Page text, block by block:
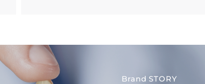
Brand STORY